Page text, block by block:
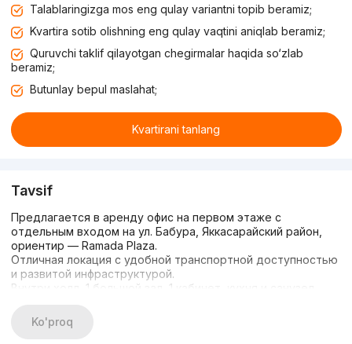
Talablaringizga mos eng qulay variantni topib beramiz;
Kvartira sotib olishning eng qulay vaqtini aniqlab beramiz;
Quruvchi taklif qilayotgan chegirmalar haqida so‘zlab
beramiz;
Butunlay bepul maslahat;
Kvartirani tanlang
Tavsif
Предлагается в аренду офис на первом этаже с
отдельным входом на ул. Бабура, Яккасарайский район,
ориентир — Ramada Plaza.
Отличная локация с удобной транспортной доступностью
и развитой инфраструктурой.
Внутри холл, 1 большой зал, 1 кабинет, кухня и санузел.
салоны, магазины и другие виды бизнеса.
В стоимость аренды уже включено: коммунальные услуги:
Ko'proq